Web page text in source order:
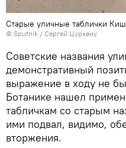
Старые уличные таблички
© Sputnik / Сергей Цуркану
Советские названия
демонстративный
выражение в ходу не
Ботанике нашел
табличкам со старым
ими подвал, видимо,
вторжения.